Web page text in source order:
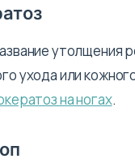
утолщения
ухода или
на ногах.